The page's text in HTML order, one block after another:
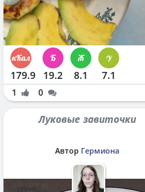
179.9 19.2 8.1 7.1
1 0
Луковые завиточки
Автор Гермиона